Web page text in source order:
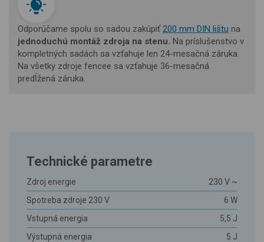
Odporúčame spolu so sadou zakúpiť200 mm DIN lištu na
jednoduchú montáž zdroja na stenu. Na príslušenstvo v
kompletných sadách sa vzťahuje len 24-mesačná záruka.
Na všetky zdroje fencee sa vzťahuje 36-mesačná
predĺžená záruka.
Technické parametre
Zdroj energie
230 V ~
Spotreba zdroje 230 V
6 W
Vstupná energia
5,5 J
Výstupná energia
5 J